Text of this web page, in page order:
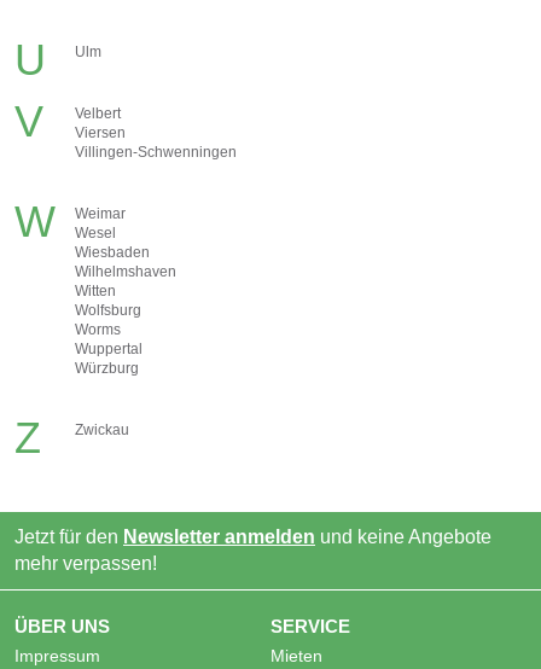
U Ulm
V
Velbert
Viersen
Villingen-Schwenningen
W
Weimar
Wesel
Wiesbaden
Wilhelmshaven
Witten
Wolfsburg
Worms
Wuppertal
Würzburg
Z Zwickau
Jetzt für den Newsletter anmelden und keine Angebote
mehr verpassen!
ÜBER UNS
Impressum
SERVICE
Mieten